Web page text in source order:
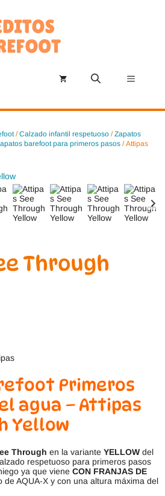
Menú
/Calzado infantil respetuoso /Zapatos
barefoot para primeros pasos / Attipas
Through
Primeros
agua – Attipas
Yellow
Through en la variante YELLOW del
respetuoso para primeros pasos
ya que viene CON FRANJAS DE
de AQUA-X y con una altura máxima del